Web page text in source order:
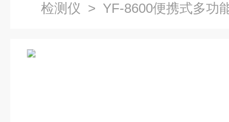
检测仪 > YF-8600便携式多功